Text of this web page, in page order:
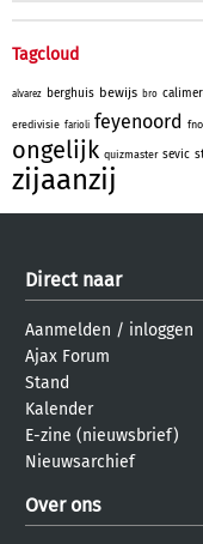
Tagcloud
alvarez berghuis bewijs bro
eredivisie farioli feyenoord
ongelijk quizmaster sevic
zijaanzij
Direct naar
Aanmelden / inloggen
Ajax Forum
Stand
Kalender
E-zine (nieuwsbrief)
Nieuwsarchief
Over ons